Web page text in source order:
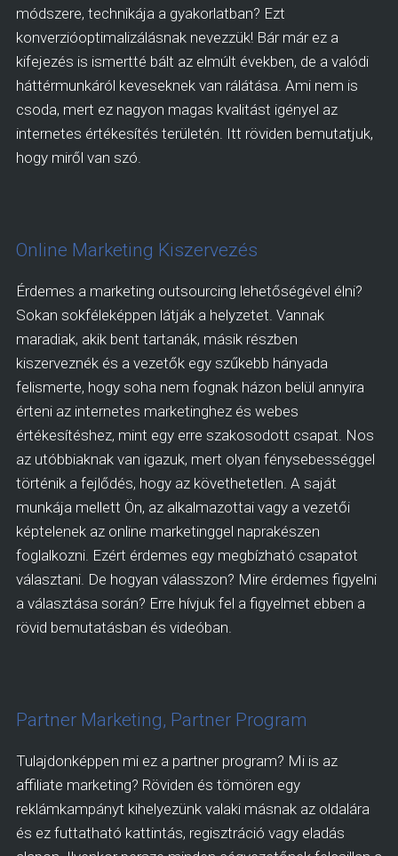
módszere, technikája a gyakorlatban? Ezt
konverzióoptimalizálásnak nevezzük! Bár már ez a
kifejezés is ismertté bált az elmúlt években, de a valódi
háttérmunkáról keveseknek van rálátása. Ami nem is
csoda, mert ez nagyon magas kvalitást igényel az
internetes értékesítés területén. Itt röviden bemutatjuk,
hogy miről van szó.
Online Marketing Kiszervezés
Érdemes a marketing outsourcing lehetőségével élni?
Sokan sokféleképpen látják a helyzetet. Vannak
maradiak, akik bent tartanák, másik részben
kiszerveznék és a vezetők egy szűkebb hányada
felismerte, hogy soha nem fognak házon belül annyira
érteni az internetes marketinghez és webes
értékesítéshez, mint egy erre szakosodott csapat. Nos
az utóbbiaknak van igazuk, mert olyan fénysebességgel
történik a fejlődés, hogy az követhetetlen. A saját
munkája mellett Ön, az alkalmazottai vagy a vezetői
képtelenek az online marketinggel naprakészen
foglalkozni. Ezért érdemes egy megbízható csapatot
választani. De hogyan válasszon? Mire érdemes figyelni
a választása során? Erre hívjuk fel a figyelmet ebben a
rövid bemutatásban és videóban.
Partner Marketing, Partner Program
Tulajdonképpen mi ez a partner program? Mi is az
affiliate marketing? Röviden és tömören egy
reklámkampányt kihelyezünk valaki másnak az oldalára
és ez futtatható kattintás, regisztráció vagy eladás